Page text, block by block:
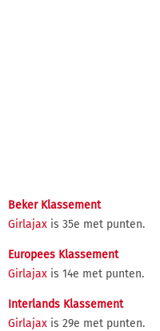
Beker Klassement
Girlajax is 35e met punten.
Europees Klassement
Girlajax is 14e met punten.
Interlands Klassement
Girlajax is 29e met punten.